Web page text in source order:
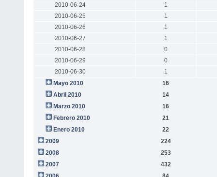
2010-06-24
1
2010-06-25
1
2010-06-26
1
2010-06-27
1
2010-06-28
0
2010-06-29
0
2010-06-30
1
Mayo 2010
16
Abril 2010
14
Marzo 2010
16
Febrero 2010
21
Enero 2010
22
2009
224
2008
253
2007
432